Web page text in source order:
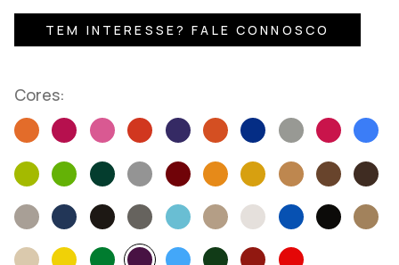
TEM INTERESSE? FALE CONNOSCO
Cores: